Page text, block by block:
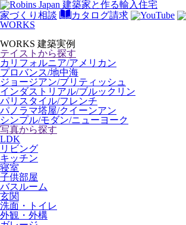
家づくり相談
カタログ請求
WORKS
WORKS 建築実例
テイストから探す
カリフォルニア/アメリカン
プロバンス/地中海
ジョージアン/ブリティッシュ
インダストリアル/ブルックリン
パリスタイル/フレンチ
パノラマ塔屋/クイーンアン
シンプル/モダン/ニューヨーク
写真から探す
LDK
リビング
キッチン
寝室
子供部屋
バスルーム
玄関
洗面・トイレ
外観・外構